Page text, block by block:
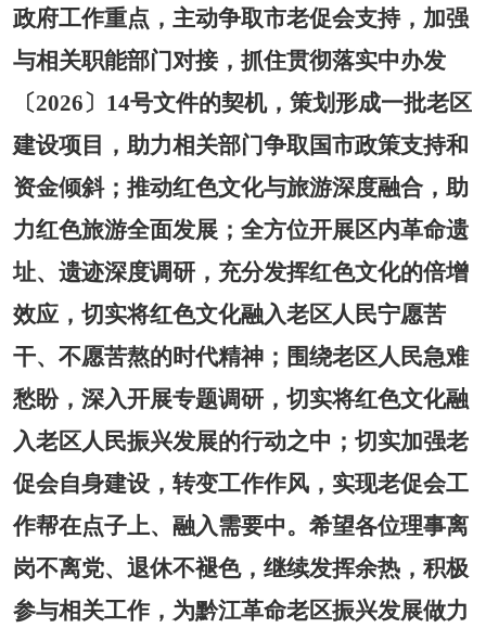
政府工作重点，主动争取市老促会支持，加强
与相关职能部门对接，抓住贯彻落实中办发
〔2026〕14号文件的契机，策划形成一批老区
建设项目，助力相关部门争取国市政策支持和
资金倾斜；推动红色文化与旅游深度融合，助
力红色旅游全面发展；全方位开展区内革命遗
址、遗迹深度调研，充分发挥红色文化的倍增
效应，切实将红色文化融入老区人民宁愿苦
干、不愿苦熬的时代精神；围绕老区人民急难
愁盼，深入开展专题调研，切实将红色文化融
入老区人民振兴发展的行动之中；切实加强老
促会自身建设，转变工作作风，实现老促会工
作帮在点子上、融入需要中。希望各位理事离
岗不离党、退休不褪色，继续发挥余热，积极
参与相关工作，为黔江革命老区振兴发展做力